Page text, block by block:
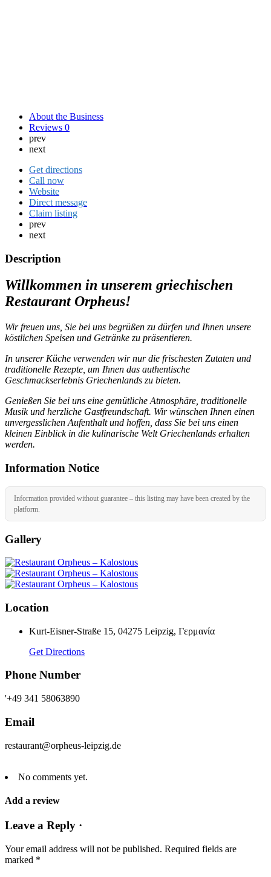
About the Business
Reviews 0
prev
next
Get directions
Call now
Website
Direct message
Claim listing
prev
next
Description
Willkommen in unserem griechischen
Restaurant Orpheus!
Wir freuen uns, Sie bei uns begrüßen zu dürfen und Ihnen unsere
köstlichen Speisen und Getränke zu präsentieren.
In unserer Küche verwenden wir nur die frischesten Zutaten und
traditionelle Rezepte, um Ihnen das authentische
Geschmackserlebnis Griechenlands zu bieten.
Genießen Sie bei uns eine gemütliche Atmosphäre, traditionelle
Musik und herzliche Gastfreundschaft. Wir wünschen Ihnen einen
unvergesslichen Aufenthalt und hoffen, dass Sie bei uns einen
kleinen Einblick in die kulinarische Welt Griechenlands erhalten
werden.
Information Notice
Information provided without guarantee – this listing may have been created by the
platform.
Gallery
Location
Kurt-Eisner-Straße 15, 04275 Leipzig, Γερμανία
Get Directions
Phone Number
'+49 341 58063890
Email
restaurant@orpheus-leipzig.de
No comments yet.
Add a review
Leave a Reply ·
Your email address will not be published. Required fields are
marked *